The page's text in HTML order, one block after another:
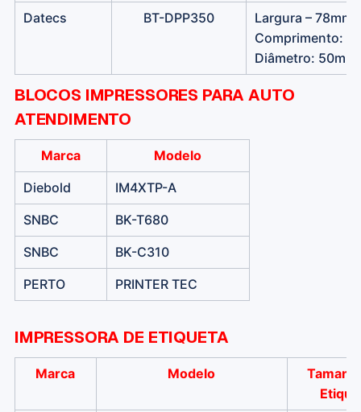
Datecs BT-DPP350
Largura – 78mm
Comprimento:
Diâmetro: 50mm
BLOCOS IMPRESSORES PARA AUTO
ATENDIMENTO
Marca
Modelo
Diebold
IM4XTP-A
SNBC
BK-T680
SNBC
BK-C310
PERTO
PRINTER TEC
IMPRESSORA DE ETIQUETA
Marca Modelo